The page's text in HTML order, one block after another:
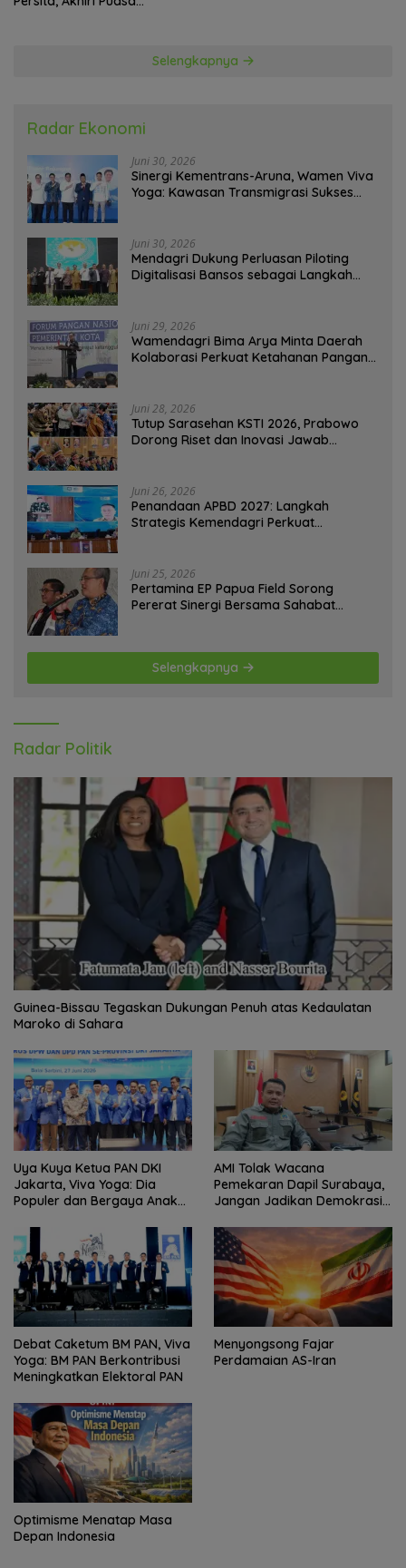
Selengkapnya
Radar Ekonomi
Juni 30, 2026
Sinergi Kementrans-Aruna, Wamen Viva
Yoga: Kawasan Transmigrasi Sukses
Juni 30, 2026
Mendagri Dukung Perluasan Piloting
Digitalisasi Bansos sebagai Langkah
Juni 29, 2026
Wamendagri Bima Arya Minta Daerah
Kolaborasi Perkuat Ketahanan Pangan
Juni 28, 2026
Tutup Sarasehan KSTI 2026, Prabowo
Dorong Riset dan Inovasi Jawab
Juni 26, 2026
Penandaan APBD 2027: Langkah
Strategis Kemendagri Perkuat
Juni 25, 2026
Pertamina EP Papua Field Sorong
Pererat Sinergi Bersama Sahabat
Selengkapnya
Radar Politik
Guinea-Bissau Tegaskan Dukungan Penuh atas Kedaulatan
Maroko di Sahara
Uya Kuya Ketua PAN DKI
Jakarta, Viva Yoga: Dia
Populer dan Bergaya Anak
AMI Tolak Wacana
Pemekaran Dapil Surabaya,
Jangan Jadikan Demokrasi
Politik
Debat Caketum BM PAN, Viva
Yoga: BM PAN Berkontribusi
Meningkatkan Elektoral PAN
Menyongsong Fajar
Perdamaian AS-Iran
Optimisme Menatap Masa
Depan Indonesia